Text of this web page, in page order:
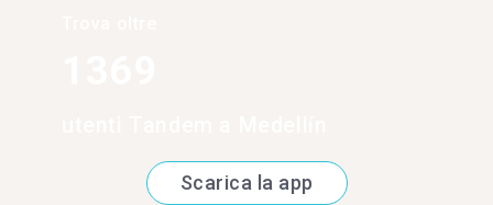
Scarica la app